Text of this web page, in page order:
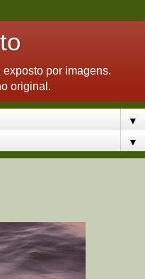
por imagens.
original.
▼
▼